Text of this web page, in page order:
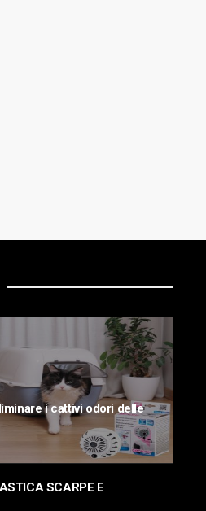
i cattivi odori delle
SCARPE E